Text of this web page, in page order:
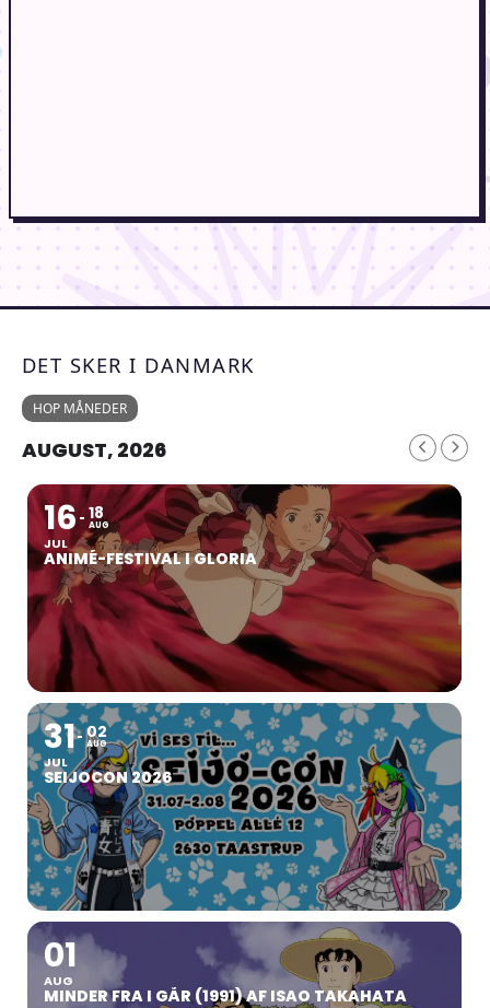
DET SKER I DANMARK
HOP MÅNEDER
AUGUST, 2026
16
JUL
18
AUG
ANIMÉ-FESTIVAL I GLORIA
31
JUL
02
AUG
SEIJOCON 2026
01
AUG
MINDER FRA I GÅR (1991) AF ISAO TAKAHATA